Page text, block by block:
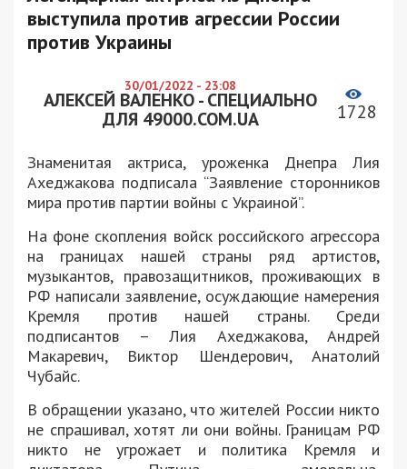
выступила против агрессии России
против Украины
30/01/2022 - 23:08
АЛЕКСЕЙ ВАЛЕНКО - СПЕЦИАЛЬНО
ДЛЯ 49000.COM.UA
1728
Знаменитая актриса, уроженка Днепра Лия
Ахеджакова подписала “Заявление сторонников
мира против партии войны с Украиной”.
На фоне скопления войск российского агрессора
на границах нашей страны ряд артистов,
музыкантов, правозащитников, проживающих в
РФ написали заявление, осуждающие намерения
Кремля против нашей страны. Среди
подписантов – Лия Ахеджакова, Андрей
Макаревич, Виктор Шендерович, Анатолий
Чубайс.
В обращении указано, что жителей России никто
не спрашивал, хотят ли они войны. Границам РФ
никто не угрожает и политика Кремля и